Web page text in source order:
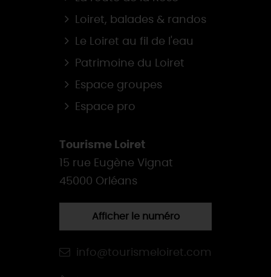
Loiret, balades & randos
Le Loiret au fil de l'eau
Patrimoine du Loiret
Espace groupes
Espace pro
Tourisme Loiret
15 rue Eugène Vignat
45000 Orléans
Afficher le numéro
info@tourismeloiret.com